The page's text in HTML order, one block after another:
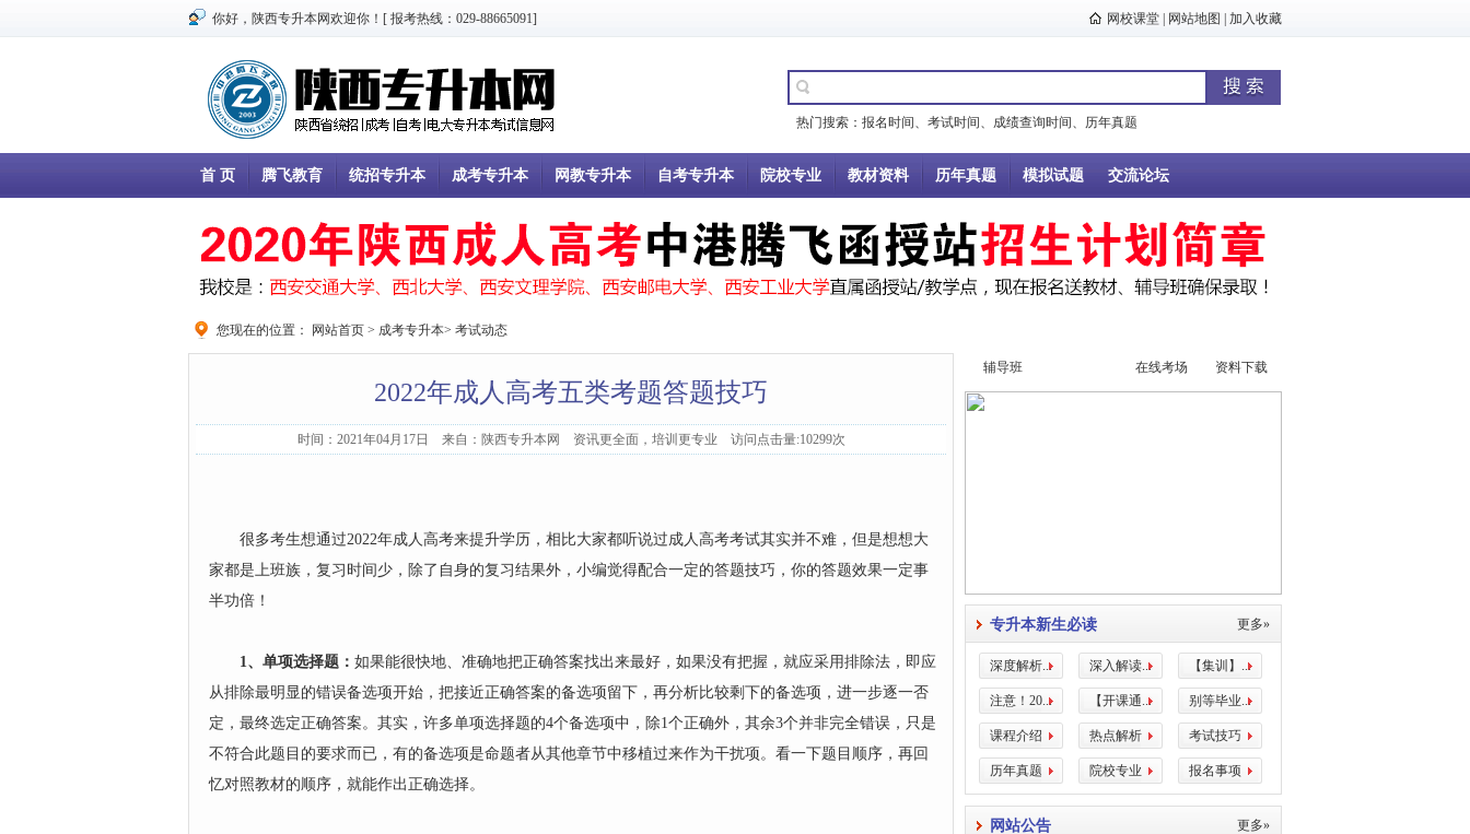
你好，陕西专升本网欢迎你！[ 报考热线：029-88665091] 网校课堂 网站地图 加入收藏
热门搜索： 报名时间 、 考试时间 、 成绩查询时间 、 历年真题
首 页 腾飞教育 统招专升本 成考专升本 网教专升本 自考专升本 院校专业 教材资料 历年真题 模拟试题 交流论坛
您现在的位置： 网站首页 > 成考专升本> 考试动态
2022年成人高考五类考题答题技巧
时间：2021年04月17日 来自：陕西专升本网 资讯更全面，培训更专业 访问点击量:10299次
很多考生想通过2022年成人高考来提升学历，相比大家都听说过成人高考考试其实并不难，但是想想大
家都是上班族，复习时间少，除了自身的复习结果外，小编觉得配合一定的答题技巧，你的答题效果一定事
半功倍！
1、单项选择题： 如果能很快地、准确地把正确答案找出来最好，如果没有把握，就应采用排除法，即应
从排除最明显的错误备选项开始，把接近正确答案的备选项留下，再分析比较剩下的备选项，进一步逐一否
定，最终选定正确答案。其实，许多单项选择题的4个备选项中，除1个正确外，其余3个并非完全错误，只是
不符合此题目的要求而已，有的备选项是命题者从其他章节中移植过来作为干扰项。看一下题目顺序，再回
忆对照教材的顺序，就能作出正确选择。
辅导班 在线考场 资料下载
专升本新生必读 更多»
深度解析... 深入解读... 【集训】...
注意！20... 【开课通... 别等毕业...
课程介绍 热点解析 考试技巧
历年真题 院校专业 报名事项
网站公告 更多»